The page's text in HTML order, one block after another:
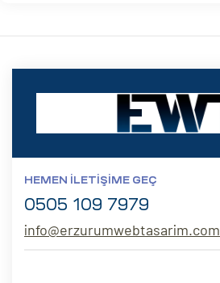
HEMEN İLETIŞIME GEÇ
0505 109 7979
info@erzurumwebtasarim.com